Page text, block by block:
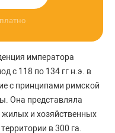
императора
с 118 по 134 гг н.э. в
с принципами римской
Она представляла
и хозяйственных
в 300 га.